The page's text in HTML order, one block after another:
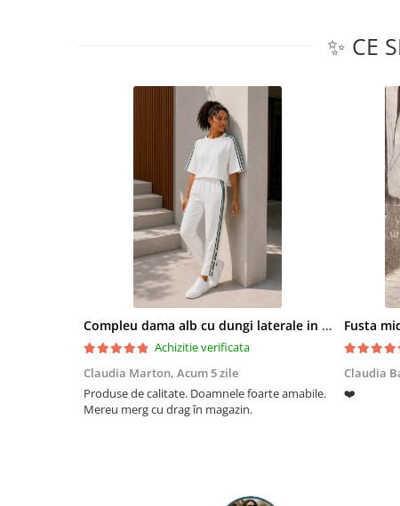
✨ CE
Compleu dama alb cu dungi laterale in nuante de verde si negru
Achizitie verificata
Claudia Marton, Acum 5 zile
Produse de calitate. Doamnele foarte amabile.
Mereu merg cu drag în magazin.
Fusta
Claudia
❤️